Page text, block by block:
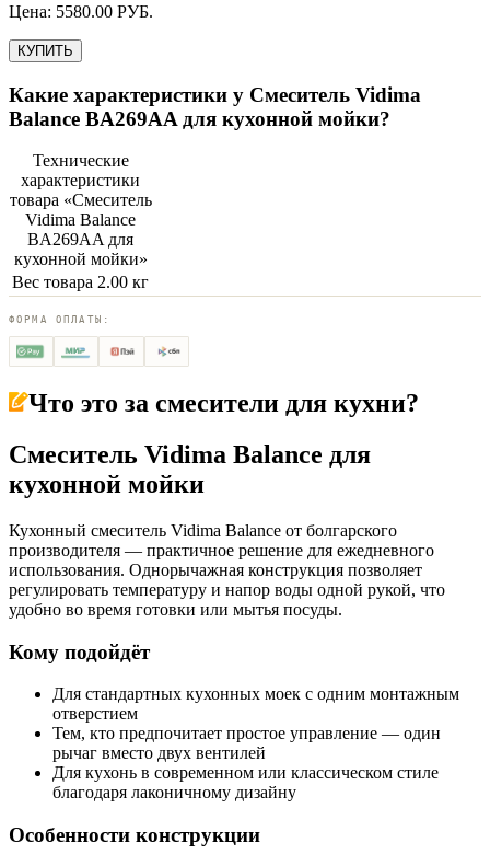
Цена: 5580.00 РУБ.
КУПИТЬ
Какие характеристики у Смеситель Vidima
Balance BA269AA для кухонной мойки?
Технические
характеристики
товара «Смеситель
Vidima Balance
BA269AA для
кухонной мойки»
Вес товара 2.00 кг
ФОРМА ОПЛАТЫ:
Что это за смесители для кухни?
Смеситель Vidima Balance для
кухонной мойки
Кухонный смеситель Vidima Balance от болгарского
производителя — практичное решение для ежедневного
использования. Однорычажная конструкция позволяет
регулировать температуру и напор воды одной рукой, что
удобно во время готовки или мытья посуды.
Кому подойдёт
Для стандартных кухонных моек с одним монтажным
отверстием
Тем, кто предпочитает простое управление — один
рычаг вместо двух вентилей
Для кухонь в современном или классическом стиле
благодаря лаконичному дизайну
Особенности конструкции